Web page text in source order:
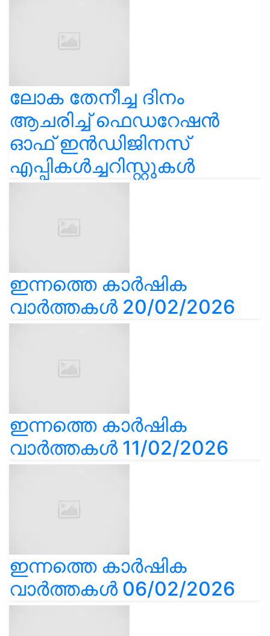
ലോക തേനീച്ച ദിനം
ആചരിച്ച് ഫെഡറേഷൻ
ഓഫ് ഇൻഡിജിനസ്
എപ്പികൾച്ചറിസ്റ്റുകൾ
ഇന്നത്തെ കാർഷിക
വാർത്തകൾ 20/02/2026
ഇന്നത്തെ കാർഷിക
വാർത്തകൾ 11/02/2026
ഇന്നത്തെ കാർഷിക
വാർത്തകൾ 06/02/2026